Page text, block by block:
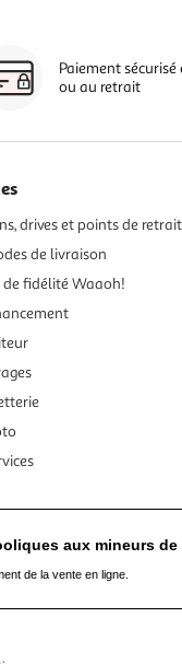
Paiement sécurisé
ou au retrait
drives et points de retrait
de livraison
de fidélité Waaoh!
aux mineurs de
de la vente en ligne.